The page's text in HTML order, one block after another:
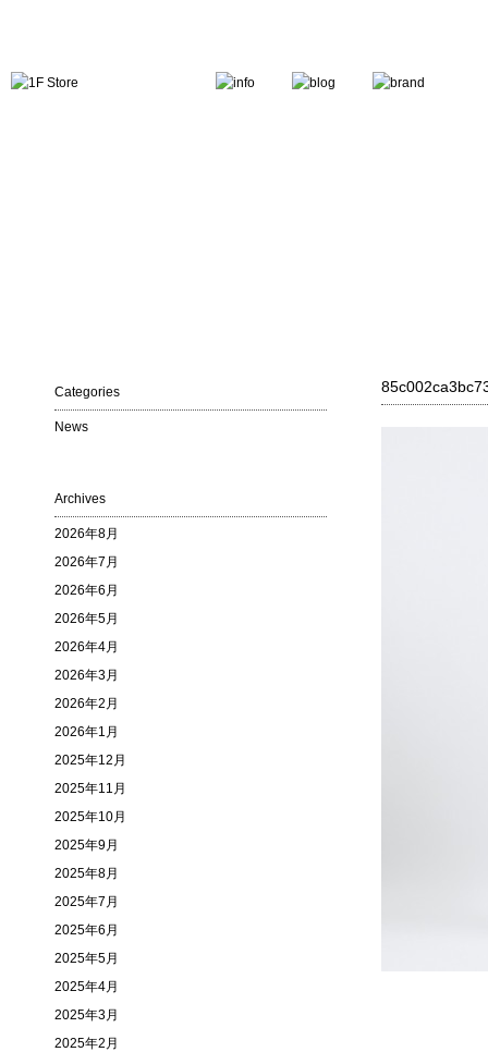
Categories
News
Archives
2026年8月
2026年7月
2026年6月
2026年5月
2026年4月
2026年3月
2026年2月
2026年1月
2025年12月
2025年11月
2025年10月
2025年9月
2025年8月
2025年7月
2025年6月
2025年5月
2025年4月
2025年3月
2025年2月